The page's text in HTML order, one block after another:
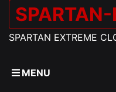
SPARTAN-
SPARTAN EXTREME
MENU